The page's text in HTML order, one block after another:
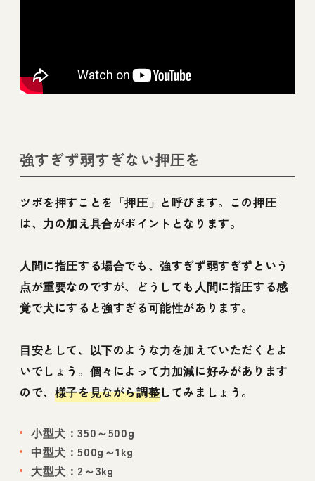
強すぎず弱すぎない押圧を
ツボを押すことを「押圧」と呼びます。この押圧
は、力の加え具合がポイントとなります。
人間に指圧する場合でも、強すぎず弱すぎずという
点が重要なのですが、どうしても人間に指圧する感
覚で犬にすると強すぎる可能性があります。
目安として、以下のような力を加えていただくとよ
いでしょう。個々によって力加減に好みがあります
ので、 様子を見ながら調整してみましょう。
小型犬：350～500g
中型犬：500g～1kg
大型犬：2～3kg